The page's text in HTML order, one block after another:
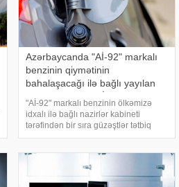
Azərbaycanda "Aİ-92" markalı
benzinin qiymətinin
bahalaşacağı ilə bağlı yayılan
xəbərlərə REAKSİYA
"Aİ-92" markalı benzinin ölkəmizə
idxalı ilə bağlı nazirlər kabineti
tərəfindən bir sıra güzəştlər tətbiq
olunmuşdu. Lakin bu güzəştlərin
çatıb. Bu isə əhali arasında narahatlığ